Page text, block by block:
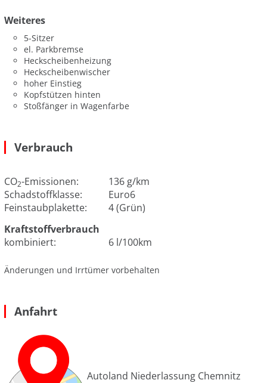
Weiteres
5-Sitzer
el. Parkbremse
Heckscheibenheizung
Heckscheibenwischer
hoher Einstieg
Kopfstützen hinten
Stoßfänger in Wagenfarbe
Verbrauch
CO2-Emissionen:
136 g/km
Schadstoffklasse:
Euro6
Feinstaubplakette:
4 (Grün)
Kraftstoffverbrauch
kombiniert:
6 l/100km
Änderungen und Irrtümer vorbehalten
Anfahrt
Autoland Niederlassung Chemnitz